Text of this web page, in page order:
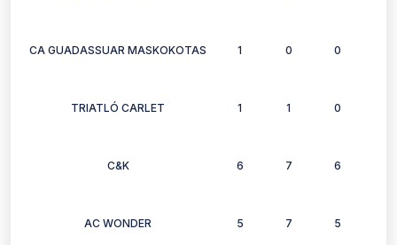
CA GUADASSUAR MASKOKOTAS 1 0 0
TRIATLÓ CARLET 1 1 0
C&K 6 7 6
AC WONDER 5 7 5